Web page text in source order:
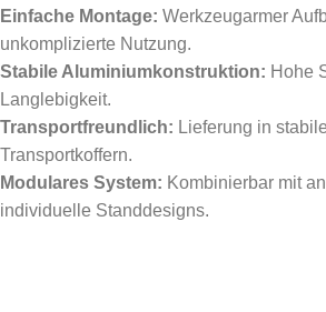
Einfache Montage: Werkzeugarmer
unkomplizierte Nutzung.
Stabile Aluminiumkonstruktion: Hohe
Langlebigkeit.
Transportfreundlich: Lieferung in
Transportkoffern.
Modulares System: Kombinierbar mit
individuelle Standdesigns.